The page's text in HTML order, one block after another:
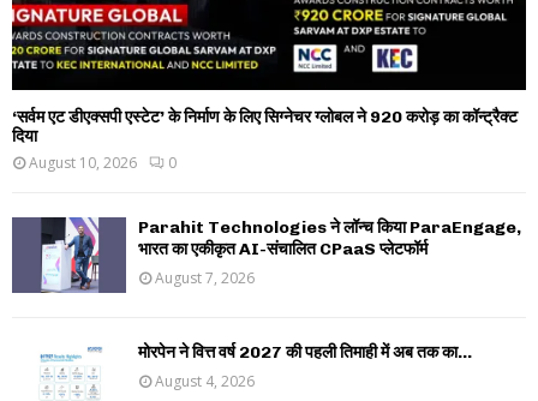
‘सर्वम एट डीएक्सपी एस्टेट’ के निर्माण के लिए सिग्नेचर ग्लोबल ने 920 करोड़ का कॉन्ट्रैक्ट
दिया
August 10, 2026
0
Parahit Technologies ने लॉन्च किया ParaEngage,
भारत का एकीकृत AI-संचालित CPaaS प्लेटफॉर्म
August 7, 2026
मोरपेन ने वित्त वर्ष 2027 की पहली तिमाही में अब तक का...
August 4, 2026